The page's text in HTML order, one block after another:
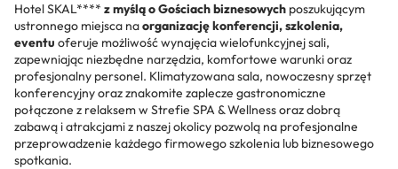
Hotel SKAL**** z myślą o Gościach biznesowych poszukującym
ustronnego miejsca naorganizację konferencji, szkolenia,
eventu oferuje możliwość wynajęcia wielofunkcyjnej sali,
zapewniając niezbędne narzędzia, komfortowe warunki oraz
profesjonalny personel. Klimatyzowana sala, nowoczesny sprzęt
konferencyjny oraz znakomite zaplecze gastronomiczne
połączone z relaksem w Strefie SPA & Wellness oraz dobrą
zabawą i atrakcjami z naszej okolicy pozwolą na profesjonalne
przeprowadzenie każdego firmowego szkolenia lub biznesowego
spotkania.